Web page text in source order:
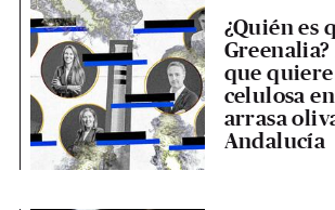
¿Quién es
que
celulosa
arrasa
Andalucía